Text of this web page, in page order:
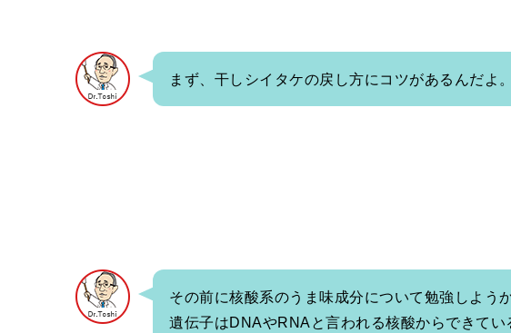
まず、干しシイタケの戻し方にコツがあるんだよ。
その前に核酸系のうま味成分について勉強しようか
遺伝子はDNAやRNAと言われる核酸からできてい